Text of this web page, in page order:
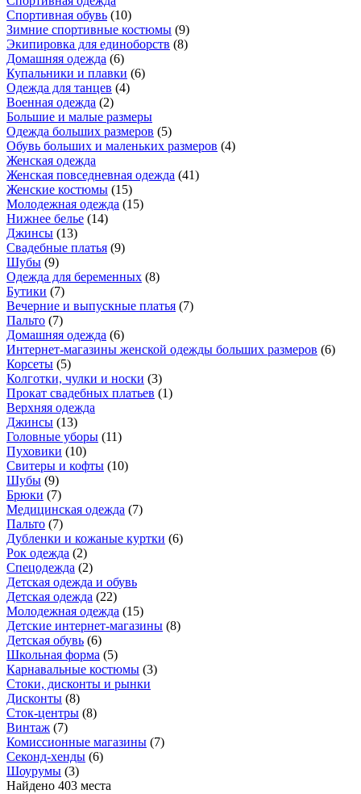
Спортивная обувь (10)
Зимние спортивные костюмы (9)
Экипировка для единоборств (8)
Домашняя одежда (6)
Купальники и плавки (6)
Одежда для танцев (4)
Военная одежда (2)
Большие и малые размеры
Одежда больших размеров (5)
Обувь больших и маленьких размеров (4)
Женская одежда
Женская повседневная одежда (41)
Женские костюмы (15)
Молодежная одежда (15)
Нижнее белье (14)
Джинсы (13)
Свадебные платья (9)
Шубы (9)
Одежда для беременных (8)
Бутики (7)
Вечерние и выпускные платья (7)
Пальто (7)
Домашняя одежда (6)
Интернет-магазины женской одежды больших размеров (6)
Корсеты (5)
Колготки, чулки и носки (3)
Прокат свадебных платьев (1)
Верхняя одежда
Джинсы (13)
Головные уборы (11)
Пуховики (10)
Свитеры и кофты (10)
Шубы (9)
Брюки (7)
Медицинская одежда (7)
Пальто (7)
Дубленки и кожаные куртки (6)
Рок одежда (2)
Спецодежда (2)
Детская одежда и обувь
Детская одежда (22)
Молодежная одежда (15)
Детские интернет-магазины (8)
Детская обувь (6)
Школьная форма (5)
Карнавальные костюмы (3)
Стоки, дисконты и рынки
Дисконты (8)
Сток-центры (8)
Винтаж (7)
Комиссионные магазины (7)
Секонд-хенды (6)
Шоурумы (3)
Найдено 403 места